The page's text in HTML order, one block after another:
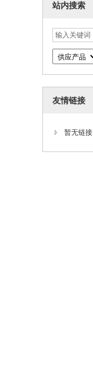
站内搜索
友情链接
暂无链接